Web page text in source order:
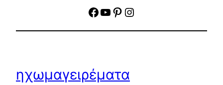
facebook
YouTube
Pinterest
Instagram
ηχωμαγειρέματα